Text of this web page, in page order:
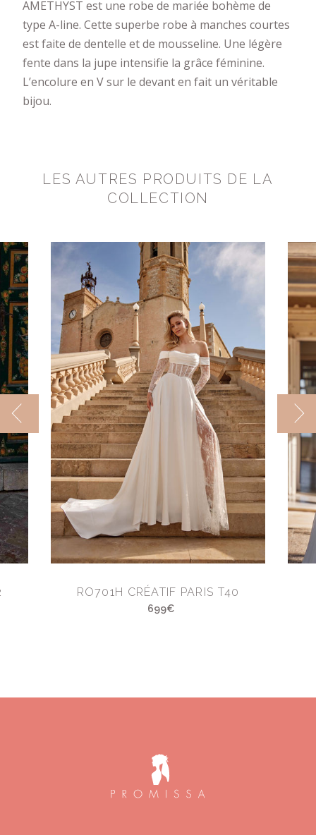
AMETHYST est une robe de mariée bohème de
type A-line. Cette superbe robe à manches courtes
est faite de dentelle et de mousseline. Une légère
fente dans la jupe intensifie la grâce féminine.
L’encolure en V sur le devant en fait un véritable
bijou.
LES AUTRES PRODUITS DE LA
COLLECTION
RO701H CRÉATIF PARIS T40
699€